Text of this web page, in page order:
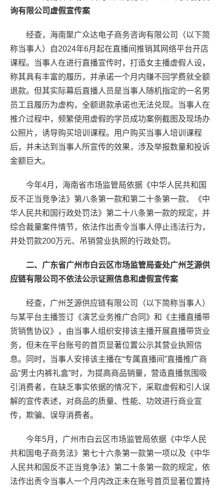
询有限公司虚假宣传案
经查，海南聚广众达电子商务咨询有限公司（以下简
称当事人）自2024年6月起在直播间推销其网络平台开店
课程。当事人在进行直播宣传时，打造女主播虚假人设，
称其具有丰富的履历，并承诺一个月内赚不回学费就全额
退款。但其实际幕后直播人员是当事人随机指定的一名男
员工且履历为虚构，全额退款承诺也无法兑现。当事人在
推介过程中，频繁使用虚假的学员成功案例截图及现场办
公照片，诱导购买培训课程。用户购买当事人培训课程
后，并未达到当事人所宣传的效果，涉及举报数量和投诉
金额巨大。
今年4月，海南省市场监管局依据《中华人民共和国
反不正当竞争法》第八条第一款和第二十条第一款、《中
华人民共和国行政处罚法》第二十八条第一款的规定，并
综合裁量案件情节，依法作出责令当事人停止违法行为，
并处罚款200万元、吊销营业执照的行政处罚。
二、广东省广州市白云区市场监管局查处广州芝源供
应链有限公司不依法公示证照信息和虚假宣传案
经查，广州芝源供应链有限公司（以下简称当事人）
与某平台主播签订《演艺业务推广合同》和《主播直播带
货销售协议》，由当事人组织安排该主播开展直播带货业
务，但未在平台账号的首页显著位置公示其营业执照信
息。同时，当事人安排该主播在“专属直播间”直播推广商
品“男士内裤礼盒”时，为提高商品销量，营造直播氛围吸
引消费者，在缺乏事实依据的情况下，采取虚假和引人误
解的宣传表述，对商品的质量、性能、功效进行商业宣
传，欺骗、误导消费者。
今年5月，广州市白云区市场监管局依据《中华人民
共和国电子商务法》第七十六条第一款第一项以及《中华
人民共和国反不正当竞争法》第二十条第一款的规定，依
法作出责令当事人一个月内改正未在账号首页显著位置持